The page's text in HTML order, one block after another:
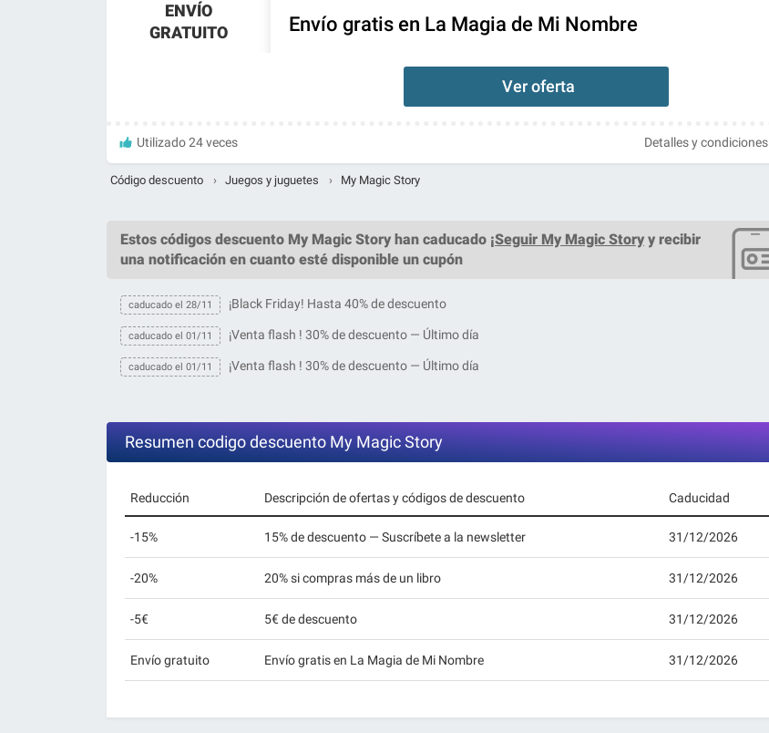
ENVÍO
GRATUITO
Envío gratis en La Magia de Mi Nombre
Ver oferta
Utilizado 24 veces Detalles y condiciones
Código descuento › Juegos y juguetes › My Magic Story
Estos códigos descuento My Magic Story han caducado ¡Seguir My Magic Story y recibir
una notificación en cuanto esté disponible un cupón
caducado el 28/11 ¡Black Friday! Hasta 40% de descuento
caducado el 01/11 ¡Venta flash ! 30% de descuento — Último día
caducado el 01/11 ¡Venta flash ! 30% de descuento — Último día
Resumen codigo descuento My Magic Story
Reducción Descripción de ofertas y códigos de descuento Caducidad
-15% 15% de descuento — Suscríbete a la newsletter 31/12/2026
-20% 20% si compras más de un libro 31/12/2026
-5€ 5€ de descuento 31/12/2026
Envío gratuito Envío gratis en La Magia de Mi Nombre 31/12/2026